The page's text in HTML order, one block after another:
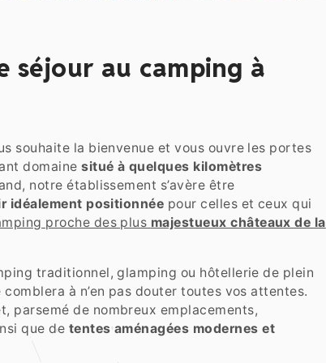
séjour au camping à
souhaite la bienvenue et vous ouvre les portes
domainesitué à quelques kilomètres
notre établissement s’avère être
idéalement positionnée pour celles et ceux qui
proche des plus majestueux châteaux de la
traditionnel, glamping ou hôtellerie de plein
à n’en pas douter toutes vos attentes.
parsemé de nombreux emplacements,
que de tentes aménagées modernes et